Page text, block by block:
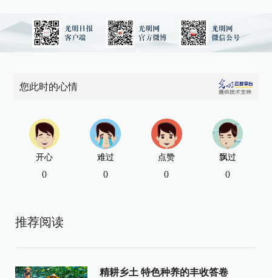
您此时的心情
开心
0
难过
0
点赞
0
飘过
0
推荐阅读
精耕乡土 特色种养的丰收答卷